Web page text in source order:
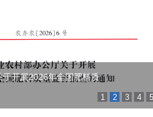
于开展2026年全国肥料质
1 2 3 4 5